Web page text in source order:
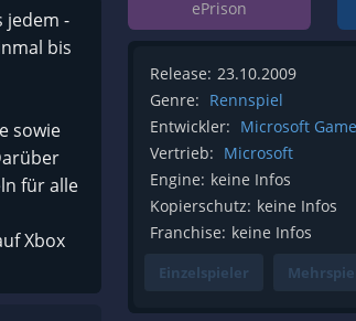
jedem -
bis
sowie
für alle
Xbox
ePrison
Release: 23.10.2009
Genre: Rennspiel
Entwickler: Microsoft
Vertrieb: Microsoft
Engine: keine Infos
Kopierschutz: keine Infos
Franchise: keine Infos
Einzelspieler